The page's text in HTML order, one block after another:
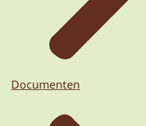
Documenten